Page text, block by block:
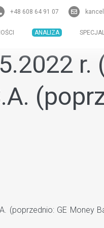
+48 608 64 91 07
ANALIZA
r.
(poprzednio: GE Money